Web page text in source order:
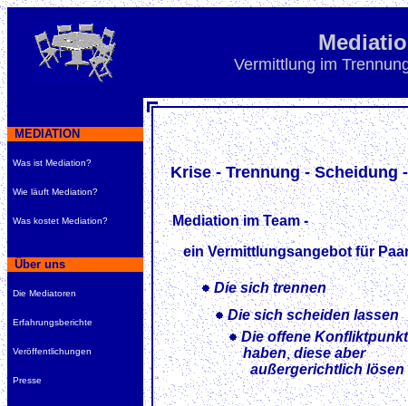
Vermittlung im
MEDIATION
Was ist Mediation?
Wie läuft Mediation?
Was kostet Mediation?
Über uns
Die Mediatoren
Erfahrungsberichte
Veröffentlichungen
Presse
Krise - Trennung - Scheidung
Mediation im Team -
ein Vermittlungsangebot für
Die sich trennen
Die sich scheiden lassen
Die offene
haben,diese aber
außergerichtlich lösen